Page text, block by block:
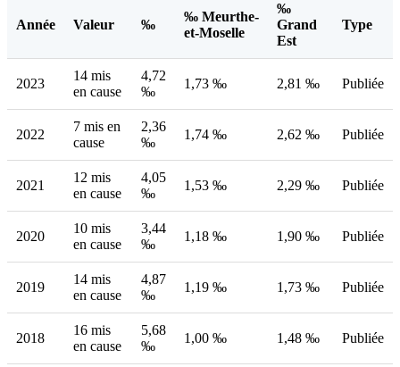
Année Valeur ‰
‰ Meurthe-
et-Moselle
‰
Grand
Est
Type
2023
14 mis
en cause
4,72
‰
1,73 ‰ 2,81 ‰ Publiée
2022
7 mis en
cause
2,36
‰
1,74 ‰ 2,62 ‰ Publiée
2021
12 mis
en cause
4,05
‰
1,53 ‰ 2,29 ‰ Publiée
2020
10 mis
en cause
3,44
‰
1,18 ‰ 1,90 ‰ Publiée
2019
14 mis
en cause
4,87
‰
1,19 ‰ 1,73 ‰ Publiée
2018
16 mis
en cause
5,68
‰
1,00 ‰ 1,48 ‰ Publiée